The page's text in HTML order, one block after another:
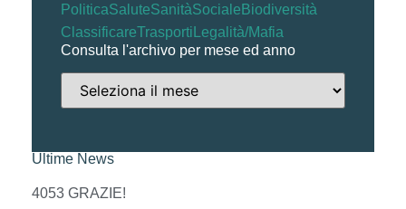
PoliticaSaluteSanitàSociale Biodiversità
ClassificareTrasporti Legalità/Mafia
Consulta l'archivo per mese ed anno
Ultime News
4053 GRAZIE!